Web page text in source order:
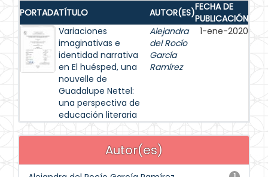
PORTADATÍTULO AUTOR(ES)FECHA DE
PUBLICACIÓN
Variaciones
imaginativas e
identidad narrativa
en El huésped, una
nouvelle de
Guadalupe Nettel:
una perspectiva de
educación literaria
Alejandra
del Rocío
García
Ramírez
1-ene-2020
Autor(es)